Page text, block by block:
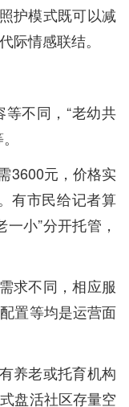
护模式既可以减
际情感联结。
不同，“老幼共
3600元，价格实
有市民给记者算
小”分开托管，
求不同，相应服
置等均是运营面
养老或托育机构
盘活社区存量空